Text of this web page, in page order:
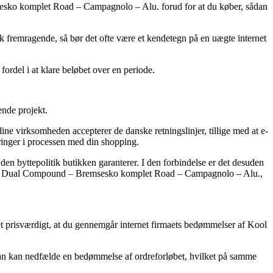
komplet Road – Campagnolo – Alu. forud for at du køber, sådan
så bør det ofte være et kendetegn på en uægte internet
i at klare beløbet over en periode.
projekt.
virksomheden accepterer de danske retningslinjer, tillige med at e-
i processen med din shopping.
byttepolitik butikken garanterer. I den forbindelse er det desuden
Compound – Bremsesko komplet Road – Campagnolo – Alu.,
at du gennemgår internet firmaets bedømmelser af Kool
kan nedfælde en bedømmelse af ordreforløbet, hvilket på samme